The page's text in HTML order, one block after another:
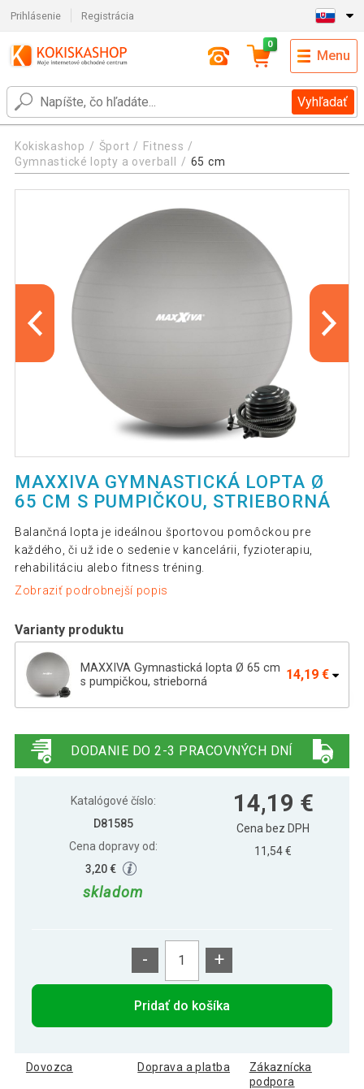
Prihlásenie Registrácia
Vyhľadať
0
Menu
Kokiskashop Šport
Fitness
Gymnastické lopty a overball
65 cm
MAXXIVA GYMNASTICKÁ LOPTA Ø
65 CM S PUMPIČKOU, STRIEBORNÁ
Balančná lopta je ideálnou športovou pomôckou pre
každého, či už ide o sedenie v kancelárii, fyzioterapiu,
rehabilitáciu alebo fitness tréning.
Zobraziť podrobnejší popis
Varianty produktu
MAXXIVA Gymnastická lopta Ø 65 cm
s pumpičkou, strieborná
14,19 €
pumpičkou, červená
pumpičkou, čierna
12,89 €
MAXXIVA Gymnastická lopta Ø 65 cm s
pumpičkou, modrá
DODANIE DO 2-3 PRACOVNÝCH DNÍ
Katalógové číslo:
D81585
Cena dopravy od:
3,20 €
skladom
14,19 €
Cena bez DPH
11,54 €
- +
Pridať do košíka
Dovozca Doprava a platba
Zákaznícka
podpora